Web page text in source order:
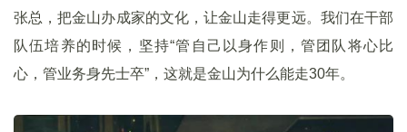
张总，把金山办成家的文化，让金山走得更远。我们在干部
队伍培养的时候，坚持“管自己以身作则，管团队将心比
心，管业务身先士卒”，这就是金山为什么能走30年。